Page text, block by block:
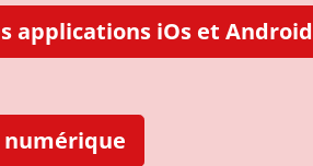
applications iOs et Android